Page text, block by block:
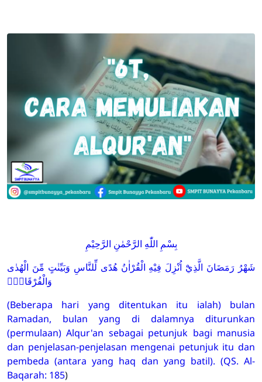
بِسْمِ اللّٰهِ الرَّحْمٰنِ الرَّحِيْمِ
شَهْرُ رَمَضَانَ الَّذِيْٓ اُنْزِلَ فِيْهِ الْقُرْاٰنُ هُدًى لِّلنَّاسِ وَبَيِّنٰتٍ مِّنَ الْهُدٰى
وَالْفُرْقَانِۚ
(Beberapa hari yang ditentukan itu ialah) bulan
Ramadan, bulan yang di dalamnya diturunkan
(permulaan) Alqur'an sebagai petunjuk bagi manusia
dan penjelasan-penjelasan mengenai petunjuk itu dan
pembeda (antara yang haq dan yang batil). (QS. Al-
Baqarah: 185)